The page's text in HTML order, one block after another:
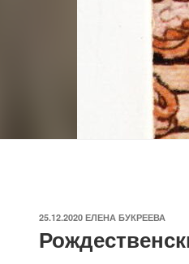
ОПУБЛИКОВАНО
25.12.2020 ЕЛЕНА БУКРЕЕВА